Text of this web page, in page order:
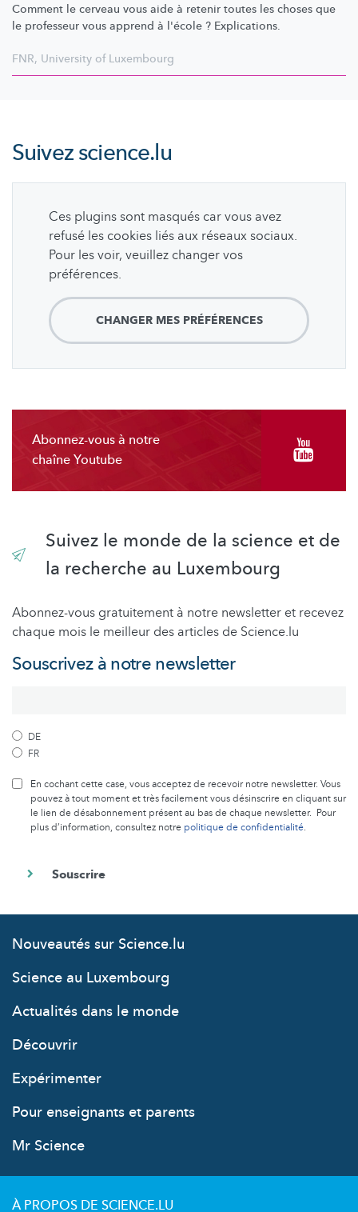
Comment le cerveau vous aide à retenir toutes les choses que
le professeur vous apprend à l'école ? Explications.
FNR, University of Luxembourg
Suivezscience.lu
Ces plugins sont masqués car vous avez
refusé les cookies liés aux réseaux sociaux.
Pour les voir, veuillez changer vos
préférences.
CHANGER MES PRÉFÉRENCES
Abonnez-vous à notre
chaîne Youtube
Suivez le monde de la science et de
la recherche au Luxembourg
Abonnez-vous gratuitement à notre newsletter et recevez
chaque mois le meilleur des articles de Science.lu
Souscrivez à notre newsletter
DE
FR
En cochant cette case, vous acceptez de recevoir notre newsletter. Vous
pouvez à tout moment et très facilement vous désinscrire en cliquant sur
le lien de désabonnement présent au bas de chaque newsletter. Pour
plus d’information, consultez notre politique de confidentialité.
Nouveautés sur Science.lu
Science au Luxembourg
Actualités dans le monde
Découvrir
Expérimenter
Pour enseignants et parents
Mr Science
À PROPOS DE SCIENCE.LU